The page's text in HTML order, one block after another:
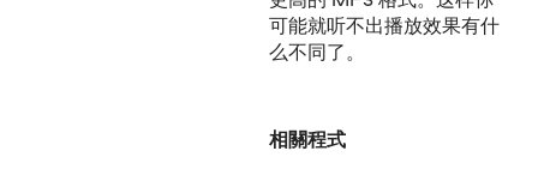
可能就听不出播放效果有什
么不同了。
相關程式